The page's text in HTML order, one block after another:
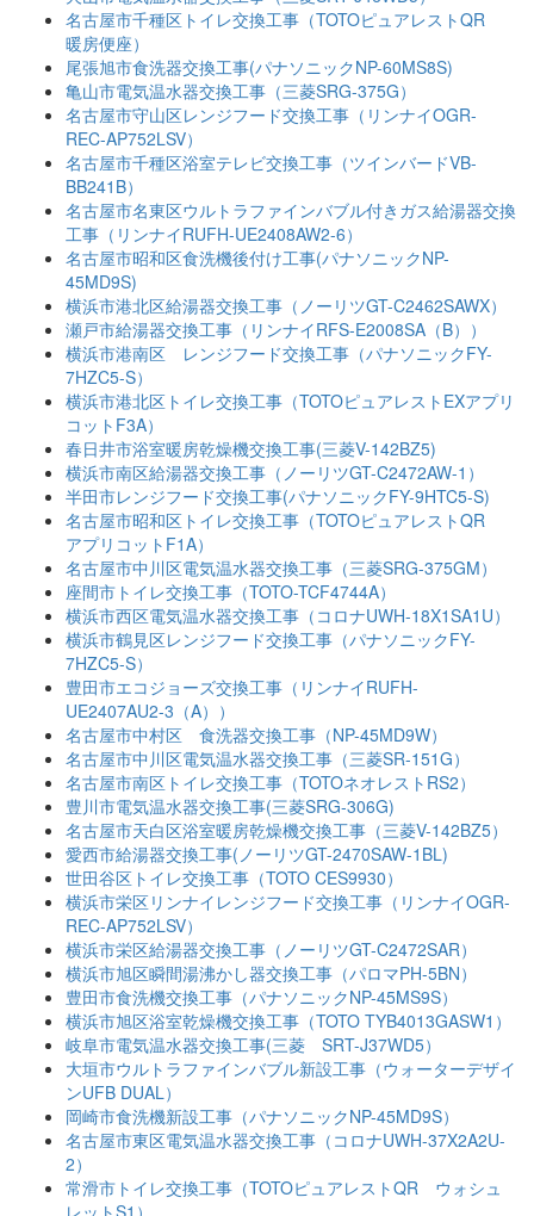
名古屋市千種区トイレ交換工事（TOTOピュアレストQR
暖房便座）
尾張旭市食洗器交換工事(パナソニックNP-60MS8S)
亀山市電気温水器交換工事（三菱SRG-375G）
名古屋市守山区レンジフード交換工事（リンナイOGR-
REC-AP752LSV）
名古屋市千種区浴室テレビ交換工事（ツインバードVB-
BB241B）
名古屋市名東区ウルトラファインバブル付きガス給湯器交換
工事（リンナイRUFH-UE2408AW2-6）
名古屋市昭和区食洗機後付け工事(パナソニックNP-
45MD9S)
横浜市港北区給湯器交換工事（ノーリツGT-C2462SAWX）
瀬戸市給湯器交換工事（リンナイRFS-E2008SA（B））
横浜市港南区 レンジフード交換工事（パナソニックFY-
7HZC5-S）
横浜市港北区トイレ交換工事（TOTOピュアレストEXアプリ
コットF3A）
春日井市浴室暖房乾燥機交換工事(三菱V-142BZ5)
横浜市南区給湯器交換工事（ノーリツGT-C2472AW-1）
半田市レンジフード交換工事(パナソニックFY-9HTC5-S)
名古屋市昭和区トイレ交換工事（TOTOピュアレストQR
アプリコットF1A）
名古屋市中川区電気温水器交換工事（三菱SRG-375GM）
座間市トイレ交換工事（TOTO-TCF4744A）
横浜市西区電気温水器交換工事（コロナUWH-18X1SA1U）
横浜市鶴見区レンジフード交換工事（パナソニックFY-
7HZC5-S）
豊田市エコジョーズ交換工事（リンナイRUFH-
UE2407AU2-3（A））
名古屋市中村区 食洗器交換工事（NP-45MD9W）
名古屋市中川区電気温水器交換工事（三菱SR-151G）
名古屋市南区トイレ交換工事（TOTOネオレストRS2）
豊川市電気温水器交換工事(三菱SRG-306G)
名古屋市天白区浴室暖房乾燥機交換工事（三菱V-142BZ5）
愛西市給湯器交換工事(ノーリツGT-2470SAW-1BL)
世田谷区トイレ交換工事（TOTO CES9930）
横浜市栄区リンナイレンジフード交換工事（リンナイOGR-
REC-AP752LSV）
横浜市栄区給湯器交換工事（ノーリツGT-C2472SAR）
横浜市旭区瞬間湯沸かし器交換工事（パロマPH-5BN）
豊田市食洗機交換工事（パナソニックNP-45MS9S）
横浜市旭区浴室乾燥機交換工事（TOTO TYB4013GASW1）
岐阜市電気温水器交換工事(三菱 SRT-J37WD5）
大垣市ウルトラファインバブル新設工事（ウォーターデザイ
ンUFB DUAL）
岡崎市食洗機新設工事（パナソニックNP-45MD9S）
名古屋市東区電気温水器交換工事（コロナUWH-37X2A2U-
2）
常滑市トイレ交換工事（TOTOピュアレストQR ウォシュ
レットS1）